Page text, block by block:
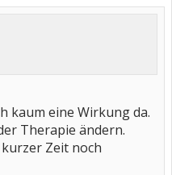
kaum eine Wirkung da.
Therapie ändern.
Zeit noch